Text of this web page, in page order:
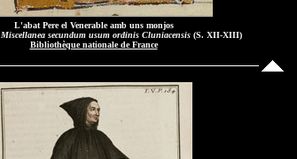
L'abat Pere el Venerable amb uns monjos
Miscellanea secundum usum ordinis Cluniacensis (S. XII-XIII)
Bibliothèque nationale de France